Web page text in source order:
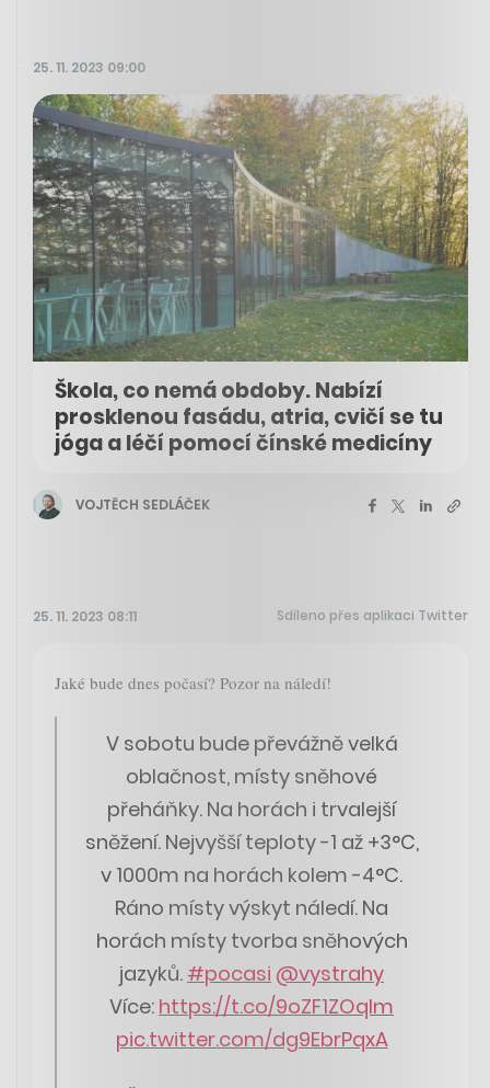
25. 11. 2023 09:00
Škola, co nemá obdoby. Nabízí
prosklenou fasádu, atria, cvičí se tu
jóga a léčí pomocí čínské medicíny
VOJTĚCH SEDLÁČEK
25. 11. 2023 08:11 Sdíleno přes aplikaci Twitter
Jaké bude dnes počasí? Pozor na náledí!
V sobotu bude převážně velká
oblačnost, místy sněhové
přeháňky. Na horách i trvalejší
sněžení. Nejvyšší teploty -1 až +3°C,
v 1000m na horách kolem -4°C.
Ráno místy výskyt náledí. Na
horách místy tvorba sněhových
jazyků. #pocasi @vystrahy
Více: https://t.co/9oZF1ZOqIm
pic.twitter.com/dg9EbrPqxA